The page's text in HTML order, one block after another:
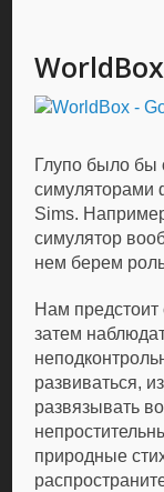
Глупо было бы
симуляторами
Sims.
симулятор
нем берем
Нам
затем
развиваться,
развязывать
природные